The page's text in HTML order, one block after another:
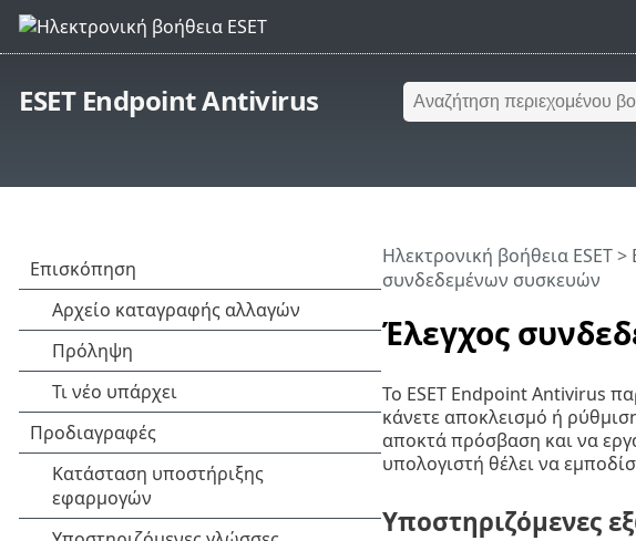
ESET Endpoint Antivirus
Έλεγχος
Ηλεκτρονική βοήθεια ESET>
συνδεδεμένων συσκευών
Το ESET Endpoint Antivirus
κάνετε αποκλεισμό ή
αποκτά πρόσβαση και να
υπολογιστή θέλει να
Υποστηριζόμενες